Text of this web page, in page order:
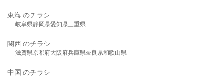
東海 のチラシ
岐阜県静岡県愛知県三重県
関西 のチラシ
滋賀県京都府大阪府兵庫県奈良県和歌山県
中国 のチラシ